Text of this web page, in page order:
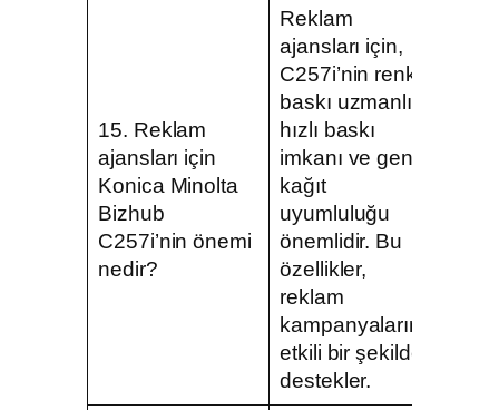
15. Reklam
ajansları için
Konica Minolta
Bizhub
C257i’nin önemi
nedir?
Reklam
ajansları için,
C257i’nin renkli
baskı uzmanlığı,
hızlı baskı
imkanı ve geniş
kağıt
uyumluluğu
önemlidir. Bu
özellikler,
reklam
kampanyalarını
etkili bir şekilde
destekler.